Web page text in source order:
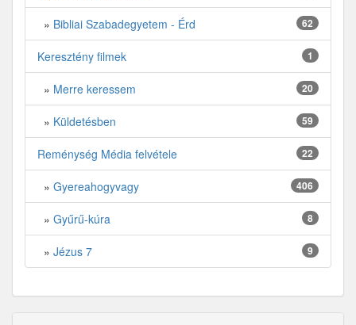
62
» Bibliai Szabadegyetem - Érd
1
Keresztény filmek
20
» Merre keressem
59
» Küldetésben
22
Reménység Média felvétele
406
» Gyereahogyvagy
8
» Gyűrű-kúra
9
» Jézus 7